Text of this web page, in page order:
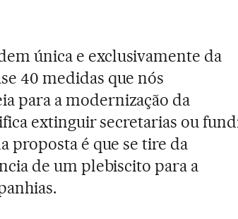
única e exclusivamente da
40 medidas que nós
para a modernização da
extinguir secretarias ou
proposta é que se tire da
de um plebiscito para a